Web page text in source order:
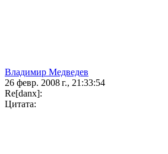
Владимир Медведев
26 февр. 2008 г., 21:33:54
Re[danx]:
Цитата: